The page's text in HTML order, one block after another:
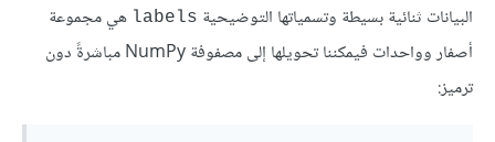
البيانات ثنائية بسيطة وتسمياتها التوضيحية labels هي مجموعة
أصفار وواحدات فيمكننا تحويلها إلى مصفوفة NumPy مباشرةً دون
ترميز: